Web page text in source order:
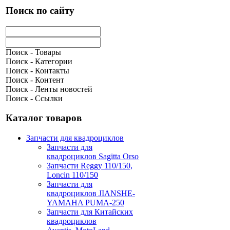
Поиск по сайту
Поиск - Товары
Поиск - Категории
Поиск - Контакты
Поиск - Контент
Поиск - Ленты новостей
Поиск - Ссылки
Каталог товаров
Запчасти для квадроциклов
Запчасти для
квадроциклов Sagitta Orso
Запчасти Reggy 110/150,
Loncin 110/150
Запчасти для
квадроциклов JIANSHE-
YAMAHA PUMA-250
Запчасти для Китайских
квадроциклов